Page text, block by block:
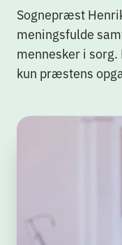
Sognepræst
meningsfulde
mennesker i
kun præstens